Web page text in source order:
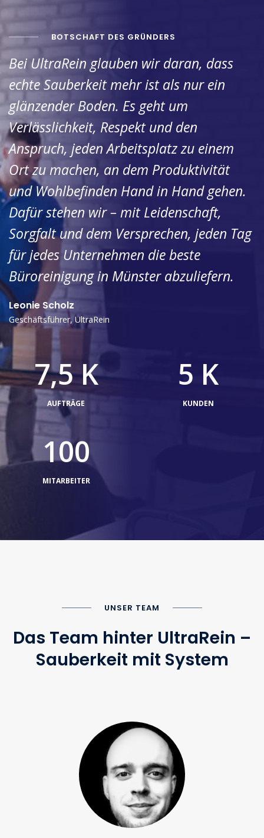
BOTSCHAFT DES GRÜNDERS
Bei UltraRein glauben wir daran, dass
echte Sauberkeit mehr ist als nur ein
glänzender Boden. Es geht um
Verlässlichkeit, Respekt und den
Anspruch, jeden Arbeitsplatz zu einem
Ort zu machen, an dem Produktivität
und Wohlbefinden Hand in Hand gehen.
Dafür stehen wir – mit Leidenschaft,
Sorgfalt und dem Versprechen, jeden Tag
für jedes Unternehmen die beste
Büroreinigung in Münster abzuliefern.
Leonie Scholz
Geschäftsführer, UltraRein
7,5 K
AUFTRÄGE
5 K
KUNDEN
100
MITARBEITER
UNSER TEAM
Das Team hinter UltraRein –
Sauberkeit mit System